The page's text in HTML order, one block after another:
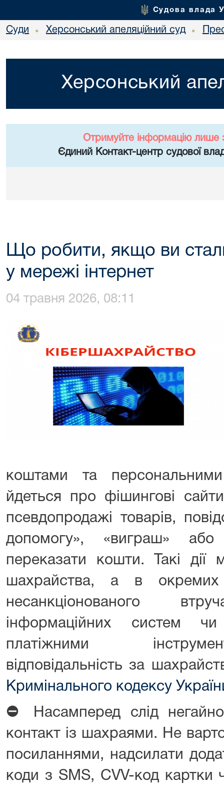
Судова влада
Суди • Херсонський апеляційний суд •
Херсонський
Отримуйте інформацію лише
Єдиний Контакт-центр судової
Що робити, якщо ви
у мережі інтернет
04 травня 2026, 08:11
коштами та
йдеться про фішингові
псевдопродажі товарів,
допомогу», «виграш» або
переказати кошти. Такі дії
шахрайства, а в
несанкціонованого
інформаційних систем
платіжними
відповідальність за
Кримінального кодексу
⛔
Насамперед слід
контакт із шахраями. Не
посиланнями, надсилати
коди з SMS, CVV-код картки